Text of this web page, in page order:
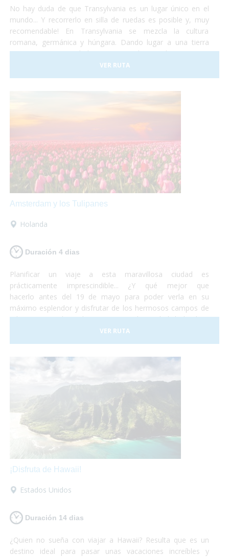
No hay duda de que Transylvania es un lugar único en el
mundo... Y recorrerlo en silla de ruedas es posible y, muy
recomendable! En Transylvania se mezcla la cultura
romana, germánica y húngara. Dando lugar a una tierra
compuesta por ciudades muy variadas, tradiciones muy
diferentes, artes y estilos de vida muy diversos. No lo dudes
más y haz las maletas para ir a conocer Rumania... ¡Te
VER RUTA
Amsterdam y los Tulipanes
Holanda
Duración 4 dias
Planificar un viaje a esta maravillosa ciudad es
prácticamente imprescindible... ¿Y qué mejor que
hacerlo antes del 19 de mayo para poder verla en su
máximo esplendor y disfrutar de los hermosos campos de
tulipanes que la rodean? Viajar a la ciudad holandesa
de Ámsterdam es posible para todo el mundo. Se trata de
una ciudad totalmente adaptada para personas con
dudes más y, ¡Planifica tu viaje a Ámsterdam!¡Antes de que
VER RUTA
¡Disfruta de Hawaii!
Estados Unidos
Duración 14 dias
¿Quien no sueña con viajar a Hawaii? Resulta que es un
destino ideal para pasar unas vacaciones increíbles y